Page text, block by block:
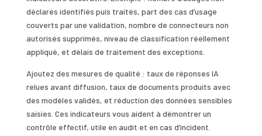
déclarés identifiés puis traités, part des cas d’usage
couverts par une validation, nombre de connecteurs non
autorisés supprimés, niveau de classification réellement
appliqué, et délais de traitement des exceptions.
Ajoutez des mesures de qualité : taux de réponses IA
relues avant diffusion, taux de documents produits avec
des modèles validés, et réduction des données sensibles
saisies. Ces indicateurs vous aident à démontrer un
contrôle effectif, utile en audit et en cas d’incident.